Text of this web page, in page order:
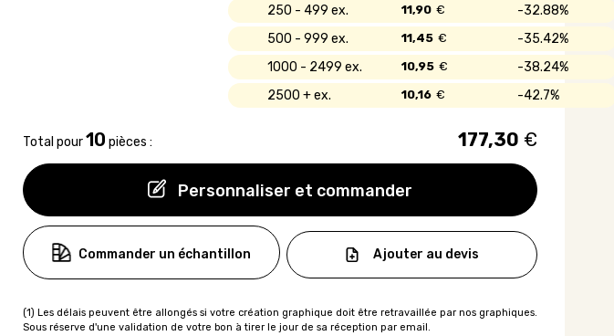
Personnaliser et commander
250 - 499 32.88%
11,90 €
500 - 999 35.42%
11,45 €
1000 - 2499 38.24%
10,95 €
2500 + 42.7%
10,16 €
Total pour10 pièces : 177,30 €
Commander un échantillon Ajouter au devis